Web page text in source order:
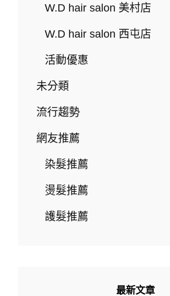
髮
呢？
點
象
短
片
造
型
與
騎
機
車
必
備
W.D hair salon 美村店
W.D hair salon 西屯店
活動優惠
未分類
流行趨勢
網友推薦
染髮推薦
燙髮推薦
護髮推薦
最新文章